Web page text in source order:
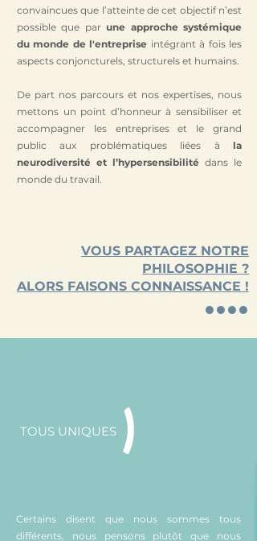
convaincues que l’atteinte de cet objectif n’est
possible que parune approche systémique
du monde de l'entreprise intégrant à fois les
aspects conjoncturels, structurels et humains.
De part nos parcours et nos expertises, nous
mettons un point d’honneur à sensibiliser et
accompagner les entreprises et le grand
public aux problématiques liées à la
neurodiversité et l’hypersensibilité dans le
monde du travail.
VOUS PARTAGEZ NOTRE
PHILOSOPHIE ?
ALORS FAISONS CONNAISSANCE !
●●●●
TOUS UNIQUES
Certains disent que nous sommes tous
différents, nous pensons plutôt que nous